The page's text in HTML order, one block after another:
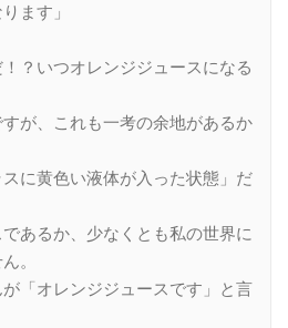
ます」
！？いつオレンジジュースになる
が、これも一考の余地があるか
に黄色い液体が入った状態」だ
あるか、少なくとも私の世界に
。
「オレンジジュースです」と言